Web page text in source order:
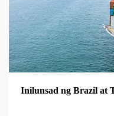
Inilunsad ng Brazil at